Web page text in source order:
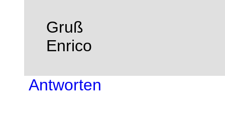
Gruß
Enrico
Antworten